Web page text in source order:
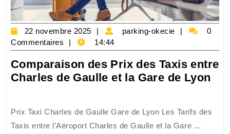
22 novembre 2025
22
novembre
2025
parking-okecie
parking-
0
Commentaires
14:44
Comparaison des Prix des Taxis entre
Charles de Gaulle et la Gare de Lyon
des
Prix Taxi Charles de Gaulle Gare de Lyon Les Tarifs des
Taxis entre l’Aéroport Charles de Gaulle et la Gare ...